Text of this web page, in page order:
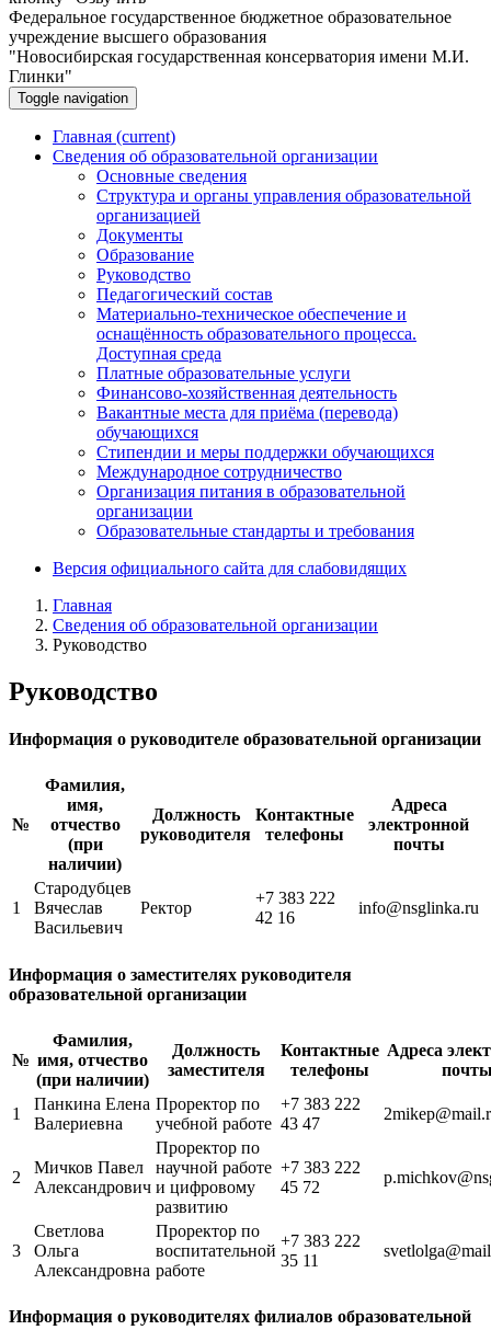
Федеральное государственное бюджетное образовательное
учреждение высшего образования
"Новосибирская государственная консерватория имени М.И.
Глинки"
Toggle navigation
Главная (current)
Сведения об образовательной организации
Основные сведения
Структура и органы управления образовательной
организацией
Документы
Образование
Руководство
Педагогический состав
Материально-техническое обеспечение и
оснащённость образовательного процесса.
Доступная среда
Платные образовательные услуги
Финансово-хозяйственная деятельность
Вакантные места для приёма (перевода)
обучающихся
Стипендии и меры поддержки обучающихся
Международное сотрудничество
Организация питания в образовательной
организации
Образовательные стандарты и требования
Версия официального сайта для слабовидящих
Главная
Сведения об образовательной организации
Руководство
Руководство
Информация о руководителе образовательной организации
№
Фамилия,
имя,
отчество
(при
наличии)
Должность
руководителя
Контактные
телефоны
Адреса
электронной
почты
1
Стародубцев
Вячеслав
Васильевич
Ректор
+7 383 222
42 16
info@nsglinka.ru
Информация о заместителях руководителя
образовательной организации
№
Фамилия,
имя, отчество
(при наличии)
Должность
заместителя
Контактные
телефоны
Адреса
1
Панкина Елена
Валериевна
Проректор по
учебной работе
+7 383 222
43 47
2
Мичков Павел
Александрович
Проректор по
научной работе
и цифровому
развитию
+7 383 222
45 72
3
Светлова
Ольга
Александровна
Проректор по
воспитательной
работе
+7 383 222
35 11
Информация о руководителях филиалов образовательной